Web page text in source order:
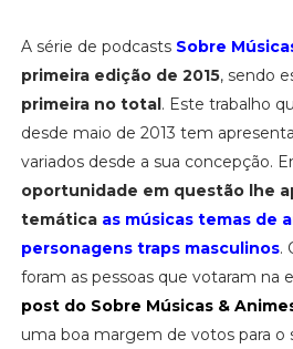
A série de podcasts Sobre
primeira edição de 2015, sendo
primeira no total. Este trabalho
desde maio de 2013 tem
variados desde a sua concepção.
oportunidade em questão lhe
temática as músicas temas de
personagens traps masculinos.
foram as pessoas que votaram na
post do Sobre Músicas &
uma boa margem de votos para o